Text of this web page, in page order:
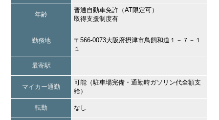
年齢
普通自動車免許（AT限定可）
取得支援制度有
勤務地
〒566-0073大阪府摂津市鳥飼和道１－７－１
１
最寄駅
マイカー通勤
可能（駐車場完備・通勤時ガソリン代全額支
給）
転勤 なし